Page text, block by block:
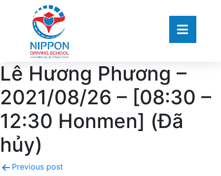
Lê Hương Phương –
2021/08/26 – [08:30 –
12:30 Honmen] (Đã
hủy)
Previous post